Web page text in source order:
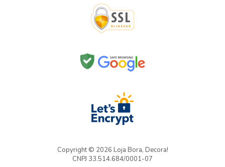
Copyright © 2026 Loja Bora, Decora!
CNPJ 33.514.684/0001-07